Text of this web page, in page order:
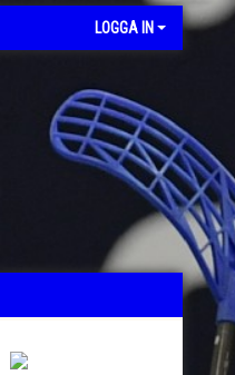
LOGGA IN